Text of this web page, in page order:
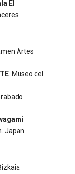
El
Artes
. Museo del
Japan